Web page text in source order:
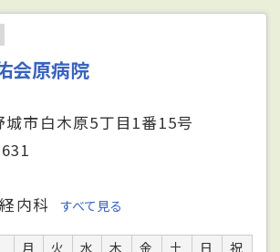
会原病院
城市白木原5丁目1番15号
内科 すべて見る
月 火 水 木 金 土 日
祝